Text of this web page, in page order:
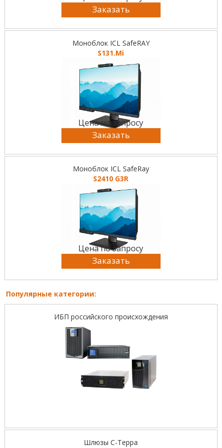
Заказать
Моноблок ICL SafeRAY
S131.Mi
Цена по запросу
Заказать
Моноблок ICL SafeRay
S2410 G3R
Цена по запросу
Заказать
Популярные категории:
ИБП российского происхождения
Шлюзы С-Терра